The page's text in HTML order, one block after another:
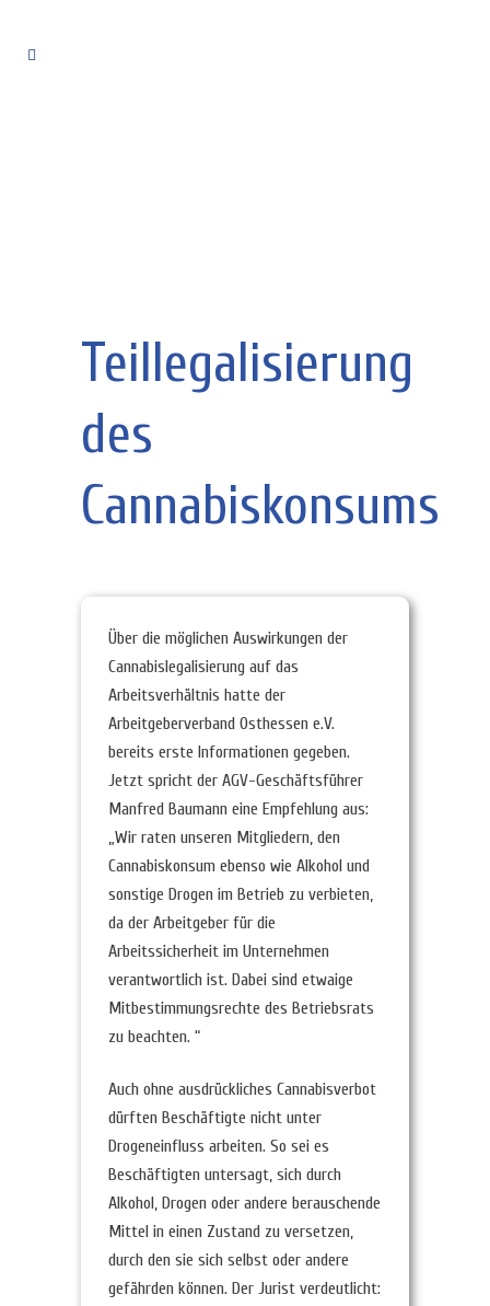
Teillegalisierung
des
Cannabiskonsums
Über die möglichen Auswirkungen der
Cannabislegalisierung auf das
Arbeitsverhältnis hatte der
Arbeitgeberverband Osthessen e.V.
bereits erste Informationen gegeben.
Jetzt spricht der AGV-Geschäftsführer
Manfred Baumann eine Empfehlung aus:
„Wir raten unseren Mitgliedern, den
Cannabiskonsum ebenso wie Alkohol und
sonstige Drogen im Betrieb zu verbieten,
da der Arbeitgeber für die
Arbeitssicherheit im Unternehmen
verantwortlich ist. Dabei sind etwaige
Mitbestimmungsrechte des Betriebsrats
zu beachten. “
Auch ohne ausdrückliches Cannabisverbot
dürften Beschäftigte nicht unter
Drogeneinfluss arbeiten. So sei es
Beschäftigten untersagt, sich durch
Alkohol, Drogen oder andere berauschende
Mittel in einen Zustand zu versetzen,
durch den sie sich selbst oder andere
gefährden können. Der Jurist verdeutlicht: